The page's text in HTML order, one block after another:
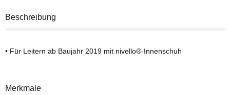
Beschreibung
• Für Leitern ab Baujahr 2019 mit nivello®-Innenschuh
Merkmale